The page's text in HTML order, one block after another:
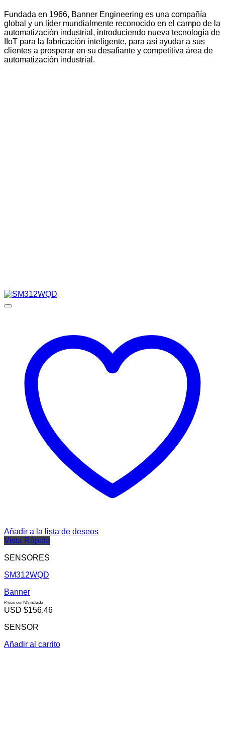
Fundada en 1966, Banner Engineering es una compañía
global y un líder mundialmente reconocido en el campo de la
automatización industrial, introduciendo nueva tecnología de
IIoT para la fabricación inteligente, para así ayudar a sus
clientes a prosperar en su desafiante y competitiva área de
automatización industrial.
Añadir a la lista de deseos
Vista Rápida
SENSORES
SM312WQD
Banner
Precio con IVA incluido
USD $156.46
SENSOR
Añadir al carrito